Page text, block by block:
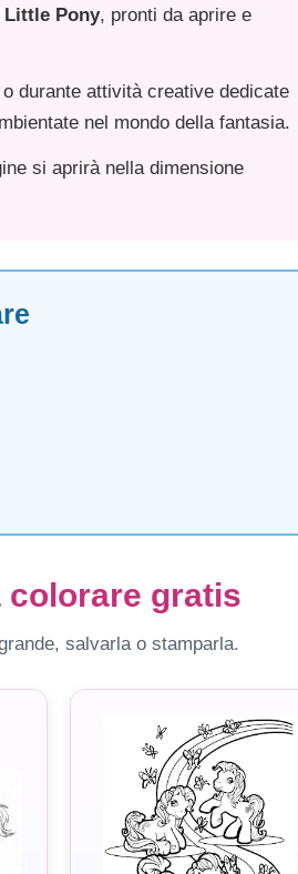
Little Pony, pronti da aprire e
durante attività creative dedicate
nel mondo della fantasia.
si aprirà nella dimensione
colorare gratis
salvarla o stamparla.